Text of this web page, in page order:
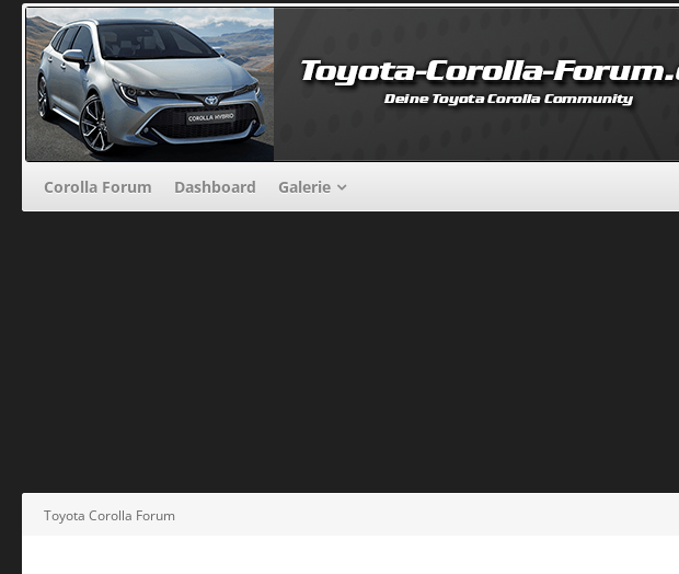
Corolla Forum Dashboard Galerie
Toyota Corolla Forum